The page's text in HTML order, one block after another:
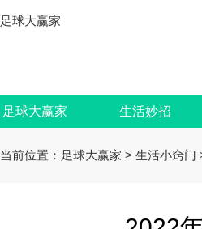
足球大赢家
足球大赢家 生活妙招
当前位置： 足球大赢家 > 生活小窍门